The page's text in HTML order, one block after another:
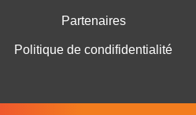
Partenaires
Politique de condifidentialité